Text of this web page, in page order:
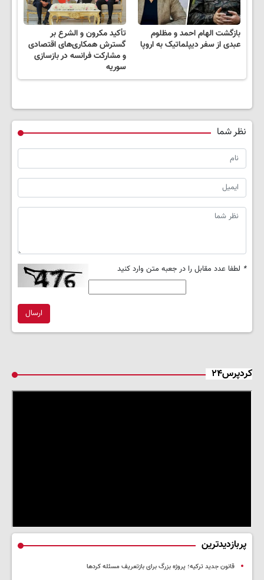
بازگشت الهام احمد و مظلوم
عبدی از سفر دیپلماتیک به اروپا
تأکید مکرون و الشرع بر
گسترش همکاری‌های اقتصادی
و مشارکت فرانسه در بازسازی
سوریه
نظر شما
* لطفا عدد مقابل را در جعبه متن وارد کنید
ارسال
کردپرس۲۴
پربازدیدترین
قانون جدید ترکیه؛ پروژه بزرگ‌ برای بازتعریف مسئله کردها